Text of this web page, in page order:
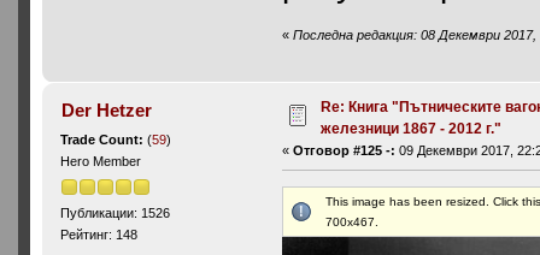
«Последна редакция: 08 Декември
Der Hetzer
Trade Count:(59)
Hero Member
Публикации: 1526
Рейтинг: 148
Re: Книга "Пътническите
железници 1867 - 2012 г."
«Отговор #125 -: 09 Декември 2017,
This image has been resized. Click
700x467.